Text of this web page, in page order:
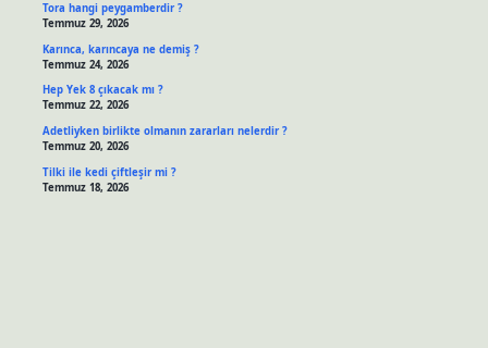
Tora hangi peygamberdir ?
Temmuz 29, 2026
Karınca, karıncaya ne demiş ?
Temmuz 24, 2026
Hep Yek 8 çıkacak mı ?
Temmuz 22, 2026
Adetliyken birlikte olmanın zararları nelerdir ?
Temmuz 20, 2026
Tilki ile kedi çiftleşir mi ?
Temmuz 18, 2026